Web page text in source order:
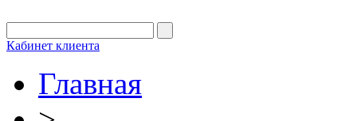
Кабинет клиента
Главная